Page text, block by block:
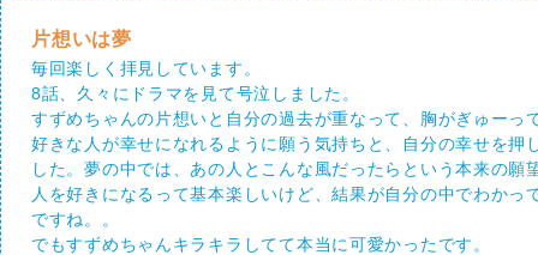
片想いは夢
毎回楽しく拝見しています。
8話、久々にドラマを見て号泣しました。
すずめちゃんの片想いと自分の過去が重なって、胸がぎゅーっ
好きな人が幸せになれるように願う気持ちと、自分の幸せを
した。夢の中では、あの人とこんな風だったらという本来の
人を好きになるって基本楽しいけど、結果が自分の中でわか
ですね。。
でもすずめちゃんキラキラしてて本当に可愛かったです。